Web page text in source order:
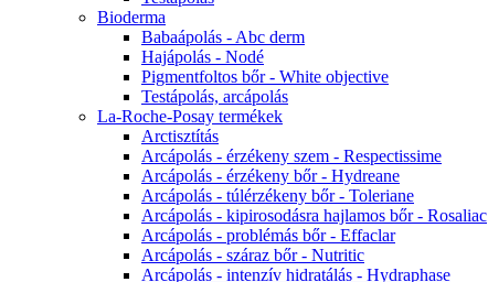
Bioderma
Babaápolás - Abc derm
Hajápolás - Nodé
Pigmentfoltos bőr - White objective
Testápolás, arcápolás
La-Roche-Posay termékek
Arctisztítás
Arcápolás - érzékeny szem - Respectissime
Arcápolás - érzékeny bőr - Hydreane
Arcápolás - túlérzékeny bőr - Toleriane
Arcápolás - kipirosodásra hajlamos bőr - Rosaliac
Arcápolás - problémás bőr - Effaclar
Arcápolás - száraz bőr - Nutritic
Arcápolás - intenzív hidratálás - Hydraphase